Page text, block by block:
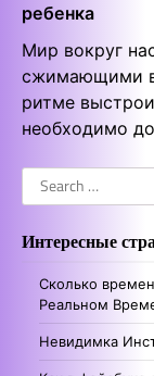
ребенка
Мир вокруг
сжимающими
ритме
необходимо
Search
for:
Интересные
Сколько
Реальном
Невидимка